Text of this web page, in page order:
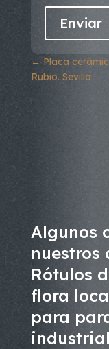
← Placa
Rubio. Sevilla
Algunos
nuestros
Rótulos
flora
para
industrial